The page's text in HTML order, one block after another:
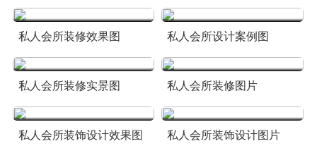
私人会所装修效果图 私人会所设计案例图
私人会所装修实景图 私人会所装修图片
私人会所装饰设计效果图 私人会所装饰设计图片